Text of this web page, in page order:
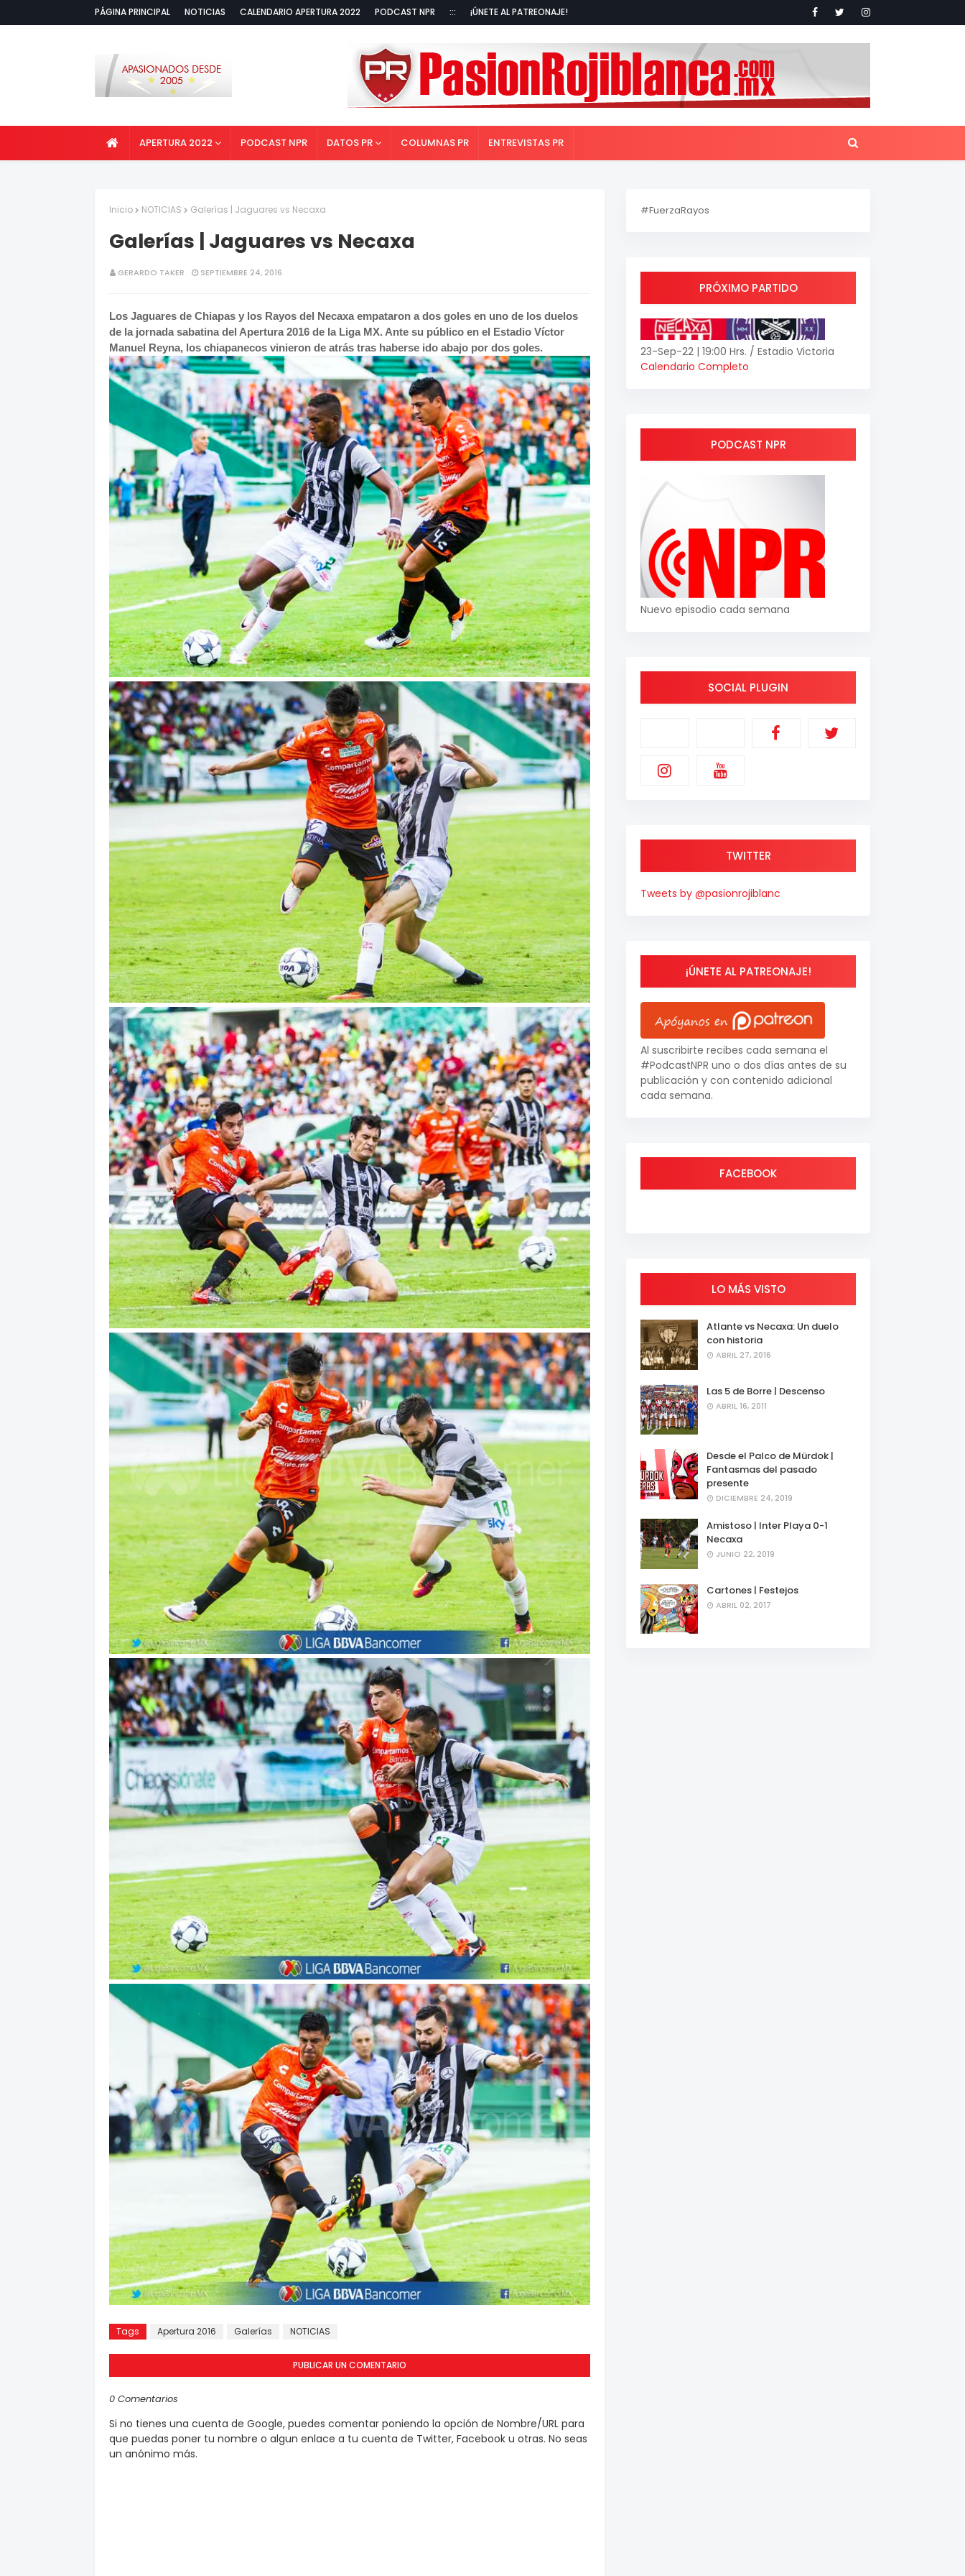
PÁGINA PRINCIPAL NOTICIAS CALENDARIO APERTURA 2022 PODCAST NPR ::: ¡ÚNETE AL PATREONAJE!
APERTURA 2022 PODCAST NPR DATOS PR COLUMNAS PR ENTREVISTAS PR
Inicio NOTICIAS Galerías | Jaguares vs Necaxa
Galerías | Jaguares vs Necaxa
GERARDO TAKER SEPTIEMBRE 24, 2016
Los Jaguares de Chiapas y los Rayos del Necaxa empataron a dos goles en uno de los duelos
de la jornada sabatina del Apertura 2016 de la Liga MX. Ante su público en el Estadio Víctor
Manuel Reyna, los chiapanecos vinieron de atrás tras haberse ido abajo por dos goles.
Tags Apertura 2016 Galerías NOTICIAS
PUBLICAR UN COMENTARIO
0 Comentarios
Si no tienes una cuenta de Google, puedes comentar poniendo la opción de Nombre/URL para
que puedas poner tu nombre o algun enlace a tu cuenta de Twitter, Facebook u otras. No seas
un anónimo más.
#FuerzaRayos
PRÓXIMO PARTIDO
23-Sep-22 | 19:00 Hrs. / Estadio Victoria
Calendario Completo
PODCAST NPR
Nuevo episodio cada semana
SOCIAL PLUGIN
TWITTER
Tweets by @pasionrojiblanc
¡ÚNETE AL PATREONAJE!
Al suscribirte recibes cada semana el
#PodcastNPR uno o dos días antes de su
publicación y con contenido adicional
cada semana.
FACEBOOK
LO MÁS VISTO
Atlante vs Necaxa: Un duelo
con historia
ABRIL 27, 2016
Las 5 de Borre | Descenso
ABRIL 16, 2011
Desde el Palco de Mürdok |
Fantasmas del pasado
presente
DICIEMBRE 24, 2019
Amistoso | Inter Playa 0-1
Necaxa
JUNIO 22, 2019
Cartones | Festejos
ABRIL 02, 2017